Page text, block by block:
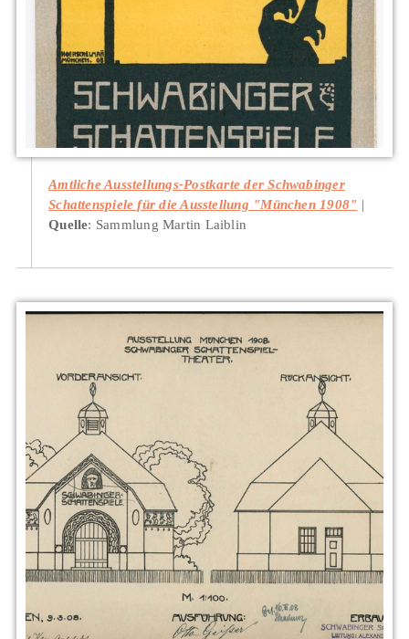
Amtliche Ausstellungs-Postkarte der Schwabinger
Schattenspiele für die Ausstellung "München 1908"
Quelle: Sammlung Martin Laiblin